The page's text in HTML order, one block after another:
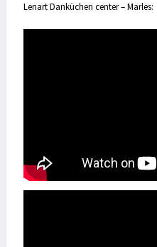
Lenart Danküchen center – Marles: